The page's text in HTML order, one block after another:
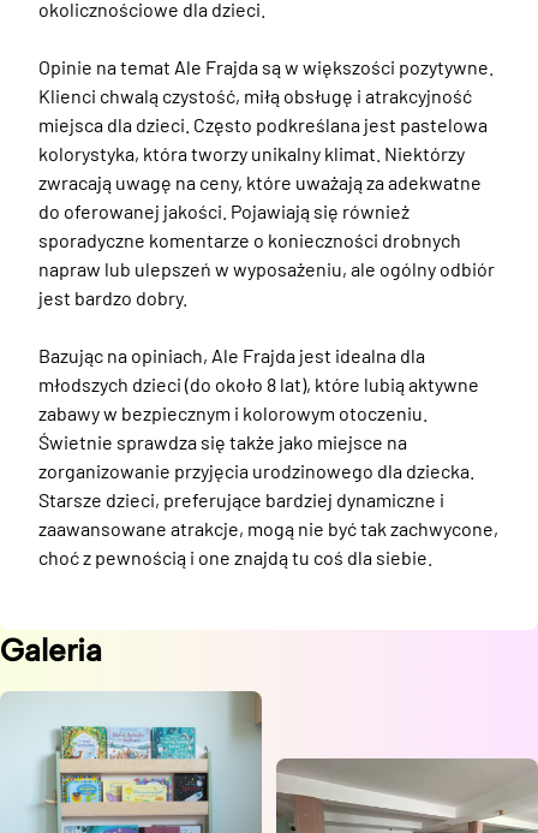
okolicznościowe dla dzieci.
Opinie na temat Ale Frajda są w większości pozytywne.
Klienci chwalą czystość, miłą obsługę i atrakcyjność
miejsca dla dzieci. Często podkreślana jest pastelowa
kolorystyka, która tworzy unikalny klimat. Niektórzy
zwracają uwagę na ceny, które uważają za adekwatne
do oferowanej jakości. Pojawiają się również
sporadyczne komentarze o konieczności drobnych
napraw lub ulepszeń w wyposażeniu, ale ogólny odbiór
jest bardzo dobry.
Bazując na opiniach, Ale Frajda jest idealna dla
młodszych dzieci (do około 8 lat), które lubią aktywne
zabawy w bezpiecznym i kolorowym otoczeniu.
Świetnie sprawdza się także jako miejsce na
zorganizowanie przyjęcia urodzinowego dla dziecka.
Starsze dzieci, preferujące bardziej dynamiczne i
zaawansowane atrakcje, mogą nie być tak zachwycone,
choć z pewnością i one znajdą tu coś dla siebie.
Galeria